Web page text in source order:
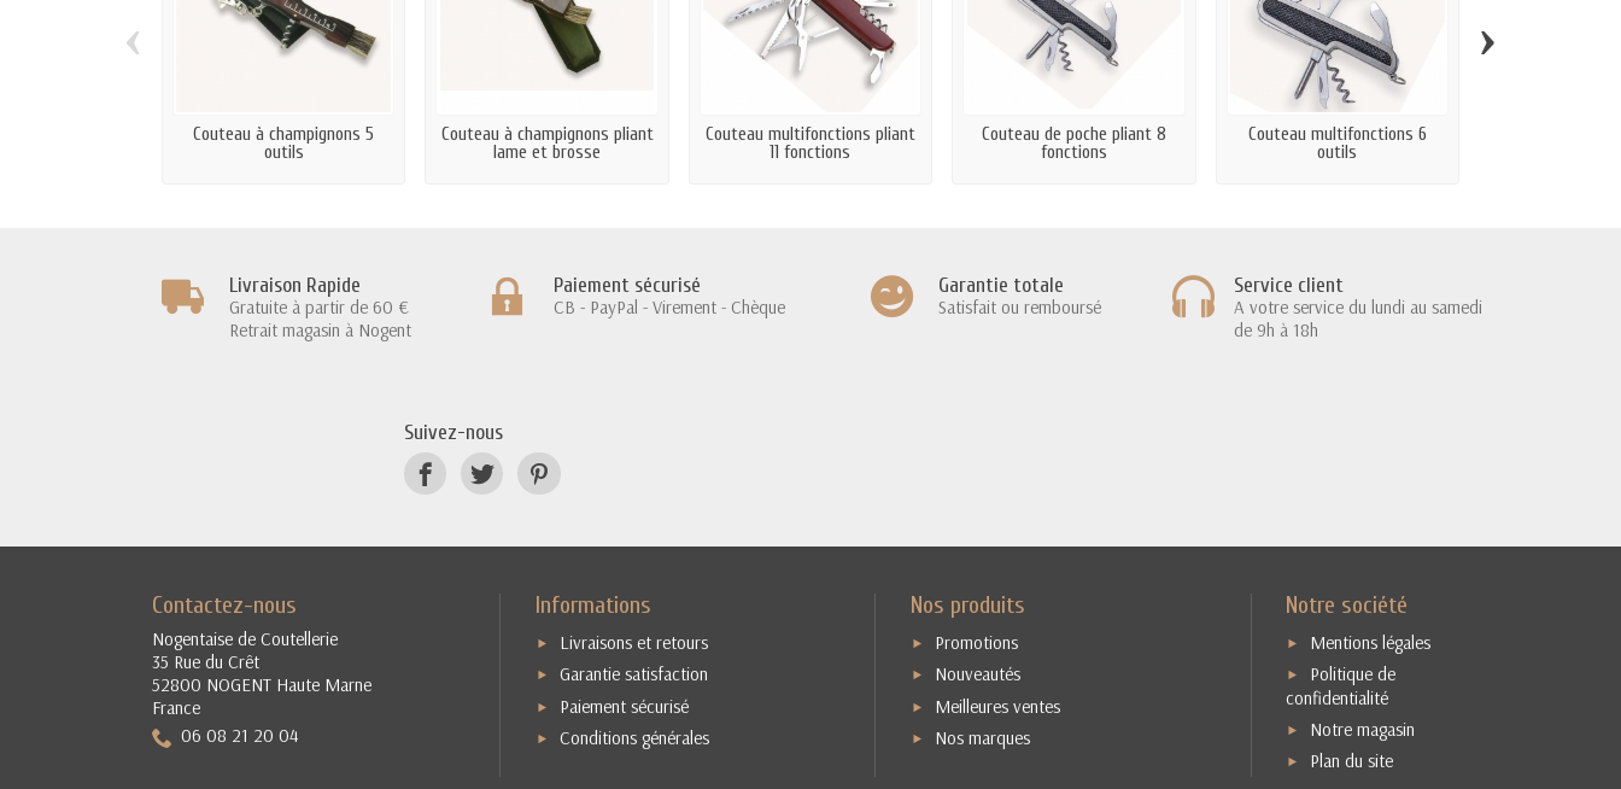
Couteau à champignons 5
outils
Couteau à champignons pliant
lame et brosse
Couteau multifonctions pliant
11 fonctions
Couteau de poche pliant 8
fonctions
Couteau multifonctions 6
outils
‹ ›
Livraison Rapide
Gratuite à partir de 60 €
Retrait magasin à Nogent
Paiement sécurisé
CB - PayPal - Virement - Chèque
Garantie totale
Satisfait ou remboursé
Service client
A votre service du lundi au samedi
de 9h à 18h
Suivez-nous
Contactez-nous
Nogentaise de Coutellerie
35 Rue du Crêt
52800 NOGENT Haute Marne
France
06 08 21 20 04
Informations
Livraisons et retours
Garantie satisfaction
Paiement sécurisé
Conditions générales
Nos produits
Promotions
Nouveautés
Meilleures ventes
Nos marques
Notre société
Mentions légales
Politique de
confidentialité
Notre magasin
Plan du site